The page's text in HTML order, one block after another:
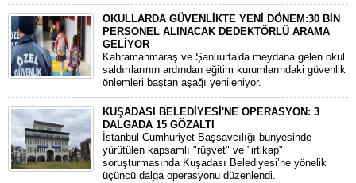
OKULLARDA GÜVENLİKTE YENİ DÖNEM:30 BİN
PERSONEL ALINACAK DEDEKTÖRLÜ ARAMA
GELİYOR
​Kahramanmaraş ve Şanlıurfa'da meydana gelen okul
saldırılarının ardından eğitim kurumlarındaki güvenlik
önlemleri baştan aşağı yenileniyor.
KUŞADASI BELEDİYESİ'NE OPERASYON: 3
DALGADA 15 GÖZALTI
​İstanbul Cumhuriyet Başsavcılığı bünyesinde
yürütülen kapsamlı "rüşvet" ve "irtikap"
soruşturmasında Kuşadası Belediyesi’ne yönelik
üçüncü dalga operasyonu düzenlendi.